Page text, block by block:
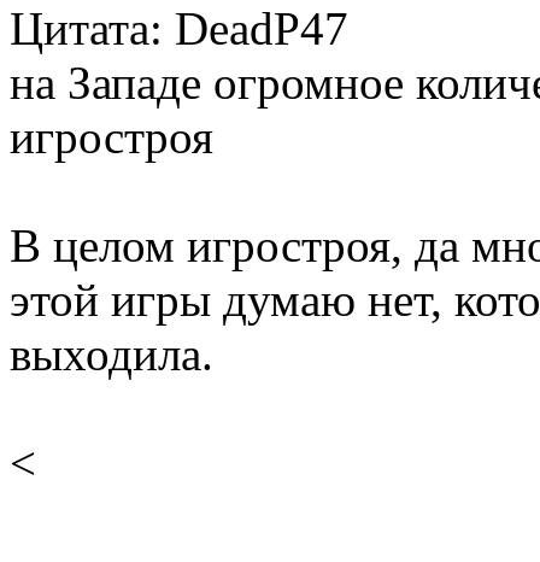
Цитата: DeadP47
на Западе огромное
игростроя
В целом игростроя, да
этой игры думаю нет,
выходила.
<